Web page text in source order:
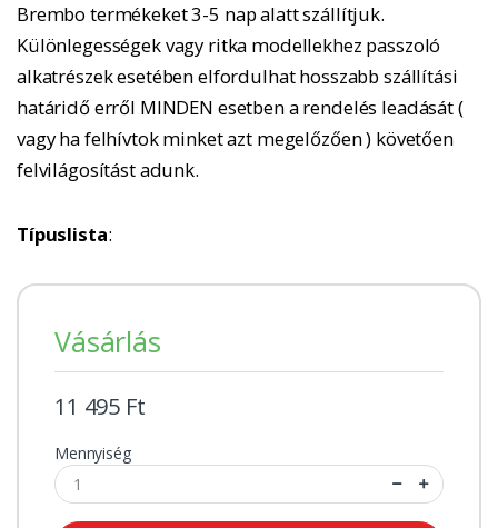
Brembo termékeket 3-5 nap alatt szállítjuk.
Különlegességek vagy ritka modellekhez passzoló
alkatrészek esetében elfordulhat hosszabb szállítási
határidő erről MINDEN esetben a rendelés leadását (
vagy ha felhívtok minket azt megelőzően ) követően
felvilágosítást adunk.
Típuslista:
Vásárlás
11 495 Ft
Mennyiség